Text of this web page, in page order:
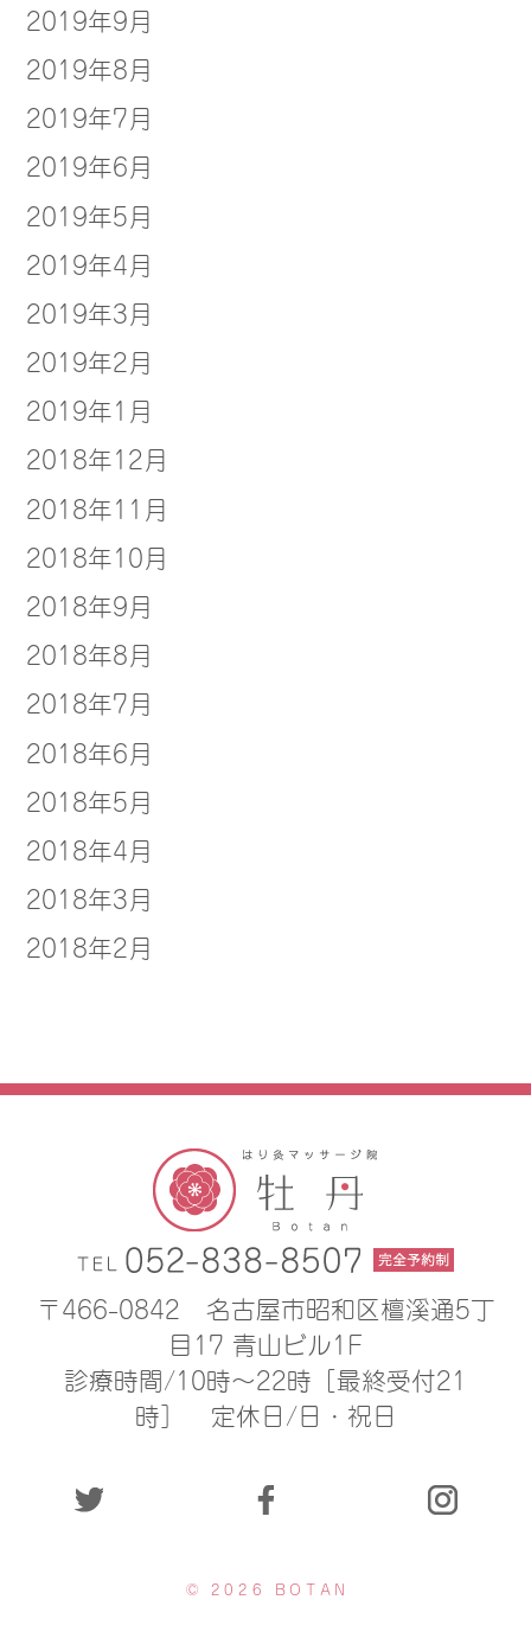
2019年9月
2019年8月
2019年7月
2019年6月
2019年5月
2019年4月
2019年3月
2019年2月
2019年1月
2018年12月
2018年11月
2018年10月
2018年9月
2018年8月
2018年7月
2018年6月
2018年5月
2018年4月
2018年3月
2018年2月
〒466-0842
名古屋市昭和区檀溪通5丁
目17 青山ビル1F
診療時間/10時〜22時［最終受付21
時］
定休日/日・祝日
© 2026 BOTAN